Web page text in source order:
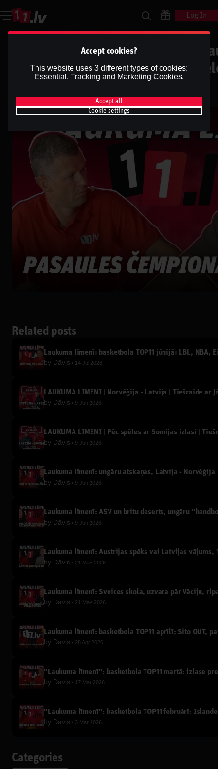
Log In
Laukuma līmenī: Sorokins par
izvēlēm, U18 sasniegumu un
Related posts
Laukuma līmenī: basketbola TOP11 jūnijā: LBL, NBA,
by Dāvis 14 Jul 2026
LAUKUMA LĪMENĪ | Norvēģija - Latvija | Tiešraide ar
by Dāvis 9 Jun 2026
LAUKUMA LĪMENĪ | Pēc spēles ar Somijas izlasi |
by Dāvis 9 Jun 2026
Laukuma līmenī: ungāru atskaņas, Latvija - Norvēģija
by Dāvis 9 Jun 2026
Laukuma līmenī: ASV un britu deserts, ungāru
by Dāvis 9 Jun 2026
Laukuma līmenī: Austrijas spēks vai Latvijas vājums,
by Dāvis 21 May 2026
Laukuma līmenī: Šveices skola, uzvara pār Vāciju,
by Dāvis 21 May 2026
Laukuma līmenī: basketbola TOP11 aprīlī: Sito OUT,
by Dāvis 28 Apr 2026
"Laukuma līmenī": basketbola TOP11 martā: izlase
by Dāvis 17 Mar 2026
"Laukuma līmenī": basketbola TOP11 februārī:
by Dāvis 3 Mar 2026
Categories
Accept cookies?
This website uses 3 different types of cookies:
Essential, Tracking and Marketing Cookies.
Accept all
Cookie settings